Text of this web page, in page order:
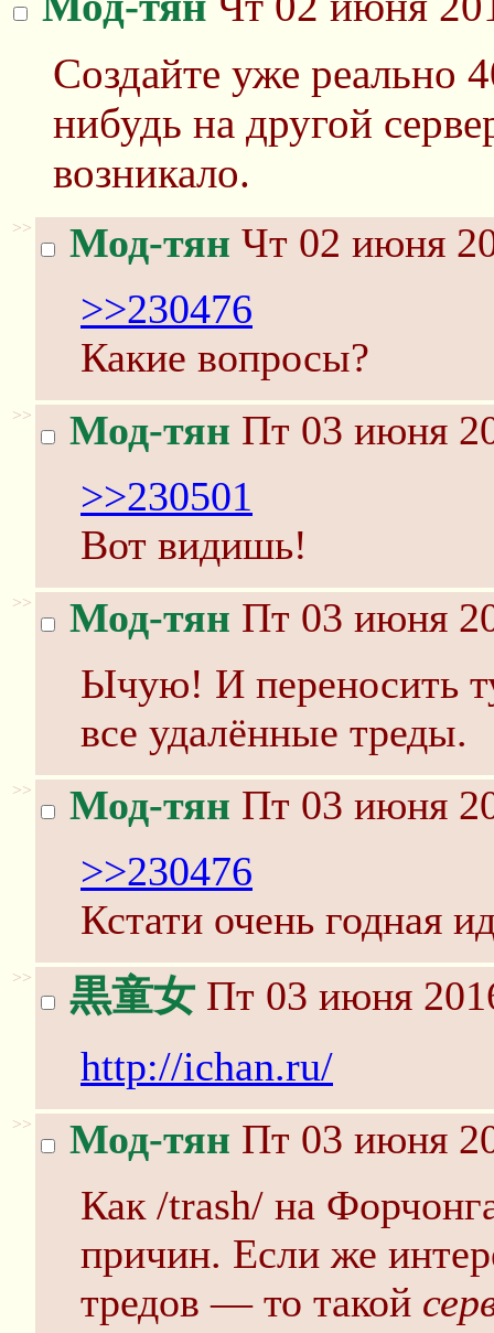
Создайте уже реально
нибудь на другой
возникало.
>> Мод-тян Чт 02 июня
>>230476
Какие вопросы?
>> Мод-тян Пт 03 июня
>>230501
Вот видишь!
>> Мод-тян Пт 03 июня
Ычую! И переносить
все удалённые треды.
>> Мод-тян Пт 03 июня
>>230476
Кстати очень
>> 黒童女 Пт 03 июня
http://ichan.ru/
>> Мод-тян Пт 03 июня
Как /trash/ на
причин. Если же
тредов — то такой